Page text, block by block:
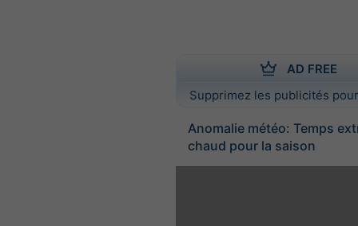
AD FREE
Supprimez les publicités
Anomalie météo: Temps
chaud pour la saison